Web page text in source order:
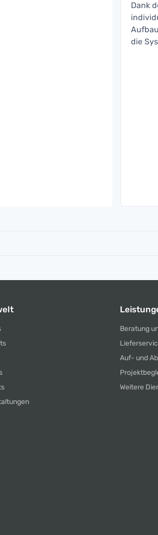
Dank
die
Beratung
Auf- und
Weitere